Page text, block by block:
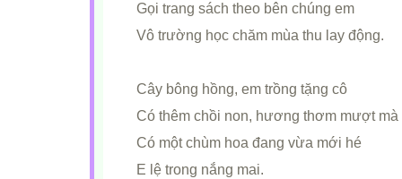
Gọi trang sách theo bên chúng em
Vô trường học chăm mùa thu lay động.
Cây bông hồng, em trồng tặng cô
Có thêm chồi non, hương thơm mượt mà
Có một chùm hoa đang vừa mới hé
E lệ trong nắng mai.